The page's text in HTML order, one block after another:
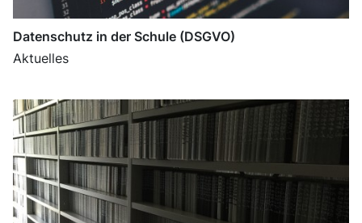
Datenschutz in der Schule (DSGVO)
Aktuelles